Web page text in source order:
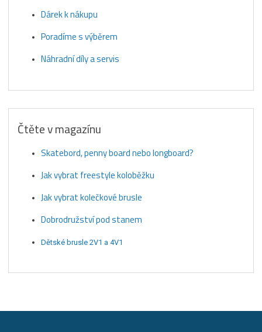
Dárek k nákupu
Poradíme s výběrem
Náhradní díly a servis
Čtěte v magazínu
Skatebord, penny board nebo longboard?
Jak vybrat freestyle koloběžku
Jak vybrat kolečkové brusle
Dobrodružství pod stanem
Dětské brusle 2V1 a 4V1